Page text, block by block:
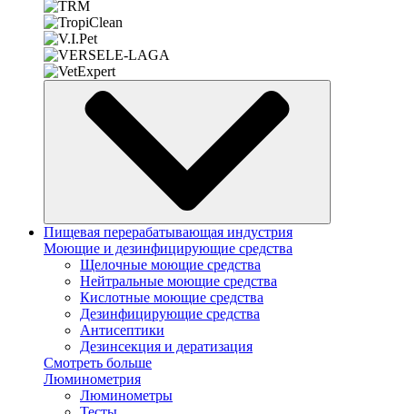
Пищевая перерабатывающая индустрия
Моющие и дезинфицирующие средства
Щелочные моющие средства
Нейтральные моющие средства
Кислотные моющие средства
Дезинфицирующие средства
Антисептики
Дезинсекция и дератизация
Смотреть больше
Люминометрия
Люминометры